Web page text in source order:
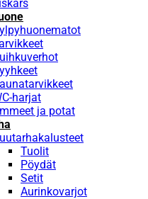
harjat
ja potat
Tuolit
Pöydät
Setit
Aurinkovarjot